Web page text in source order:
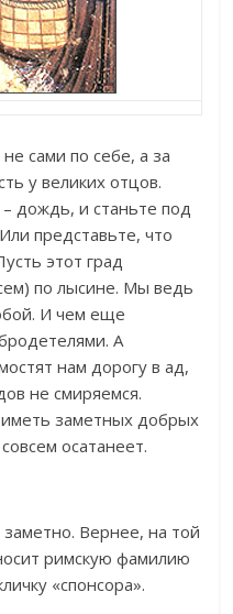
сами по себе, а за
у великих отцов.
дождь, и станьте под
представьте, что
этот град
по лысине. Мы ведь
И чем еще
А
нам дорогу в ад,
не смиряемся.
заметных добрых
осатанеет.
Вернее, на той
римскую фамилию
«спонсора».